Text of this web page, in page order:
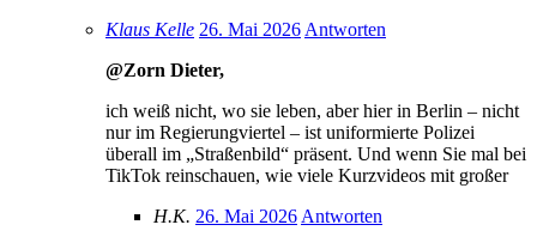
Klaus Kelle 26. Mai 2026 Antworten
@Zorn Dieter,
ich weiß nicht, wo sie leben, aber hier in Berlin – nicht
nur im Regierungviertel – ist uniformierte Polizei
überall im „Straßenbild“ präsent. Und wenn Sie mal bei
TikTok reinschauen, wie viele Kurzvideos mit großer
H.K. 26. Mai 2026 Antworten